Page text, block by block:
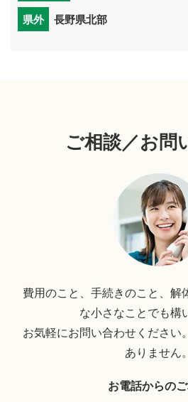
県外
長野県北部
ご相談／お問
費用のこと、手続きのこと、解
な小さなことでも構
お気軽にお問い合わせください
ありません。
お電話からの